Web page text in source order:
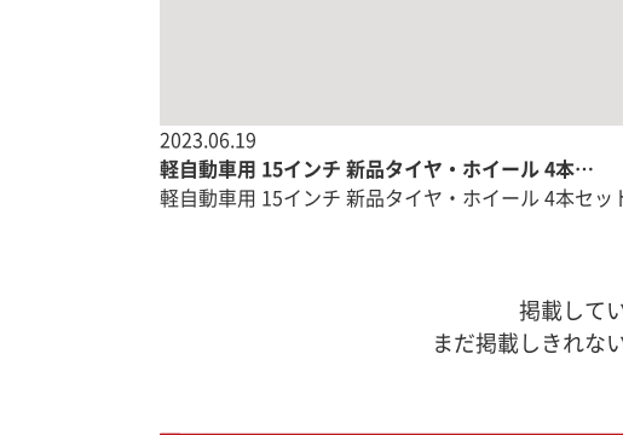
2023.06.19
軽自動車用 15インチ 新品タイヤ・ホイール 4本…
軽自動車用 15インチ 新品タイヤ・ホイール 4本セ
掲載して
まだ掲載しきれな